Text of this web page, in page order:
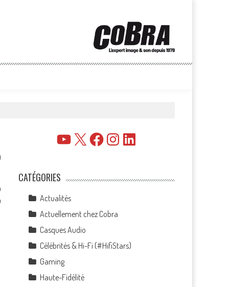
YouTube
X FacebookInstagramLinkedIn
CATÉGORIES
Actualités
Actuellement chez Cobra
Casques Audio
Célébrités & Hi-Fi (#HifiStars)
Gaming
Haute-Fidélité